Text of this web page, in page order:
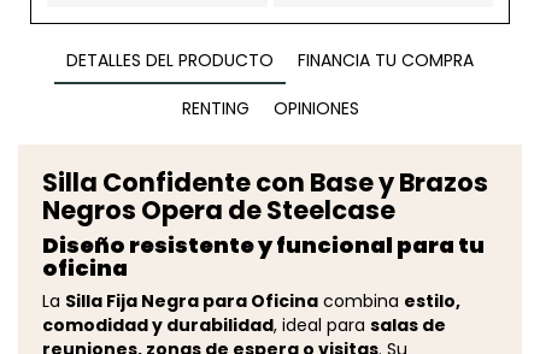
DETALLES DEL PRODUCTO
FINANCIA TU COMPRA
RENTING
OPINIONES
Silla Confidente con Base y Brazos
Negros Opera de Steelcase
Diseño resistente y funcional para tu
oficina
La Silla Fija Negra para Oficina combina estilo,
comodidad y durabilidad, ideal para salas de
reuniones, zonas de espera o visitas. Su